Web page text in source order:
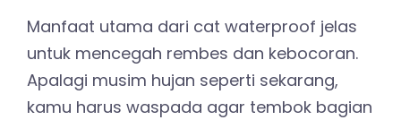
Manfaat utama dari cat waterproof jelas
untuk mencegah rembes dan kebocoran.
Apalagi musim hujan seperti sekarang,
kamu harus waspada agar tembok bagian